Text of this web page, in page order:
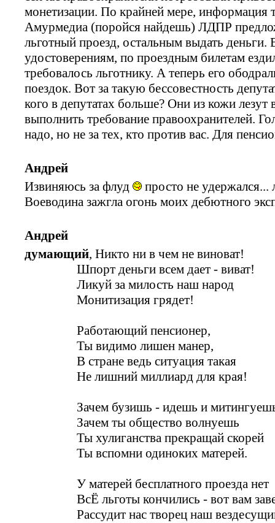
монетизации. По крайней мере, информация
Амурмедиа (поройся найдешь) ЛДПР
льготный проезд, остальным выдать
удостоверениям, по проездным билетам
требовалось льготнику. А теперь его
поездок. Вот за такую бессовестность
кого в депутатах больше? Они из кожи
выполнить требование правоохранителей.
надо, но не за тех, кто против вас. Для
Андрей
Извиняюсь за флуд
просто не удержался...
Воеводина зажгла огонь моих дебютного
Андрей
думающий, Никто ни в чем не виноват!
Шпорт деньги всем дает - виват!
Ликуй за милость наш народ
Монитизация грядет!
Работающий пенсионер,
Ты видимо лишен манер,
В стране ведь ситуация такая
Не лишний миллиард для края!
Зачем бузишь - идешь и
Зачем ты общество волнуешь
Ты хулиганства прекращай скорей
Ты вспомни одиноких матерей.
У матерей бесплатного проезда нет
ВсЁ льготы кончились - вот вам
Рассудит нас творец наш